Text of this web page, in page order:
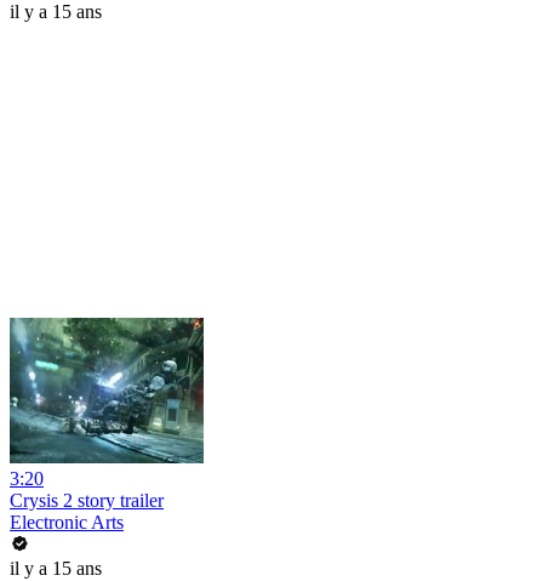
il y a 15 ans
3:20
Crysis 2 story trailer
Electronic Arts
il y a 15 ans